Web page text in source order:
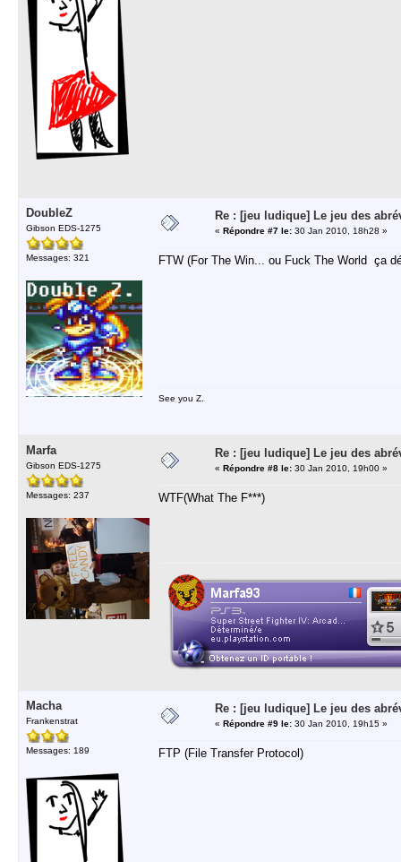
DoubleZ
Gibson EDS-1275
Messages: 321
Re : [jeu ludique] Le jeu des
« Répondre #7 le: 30 Jan 2010, 18h28 »
FTW (For The Win... ou Fuck The World ça
See you Z.
Marfa
Gibson EDS-1275
Messages: 237
Re : [jeu ludique] Le jeu des
« Répondre #8 le: 30 Jan 2010, 19h00 »
WTF(What The F***)
Macha
Frankenstrat
Messages: 189
Re : [jeu ludique] Le jeu des
« Répondre #9 le: 30 Jan 2010, 19h15 »
FTP (File Transfer Protocol)